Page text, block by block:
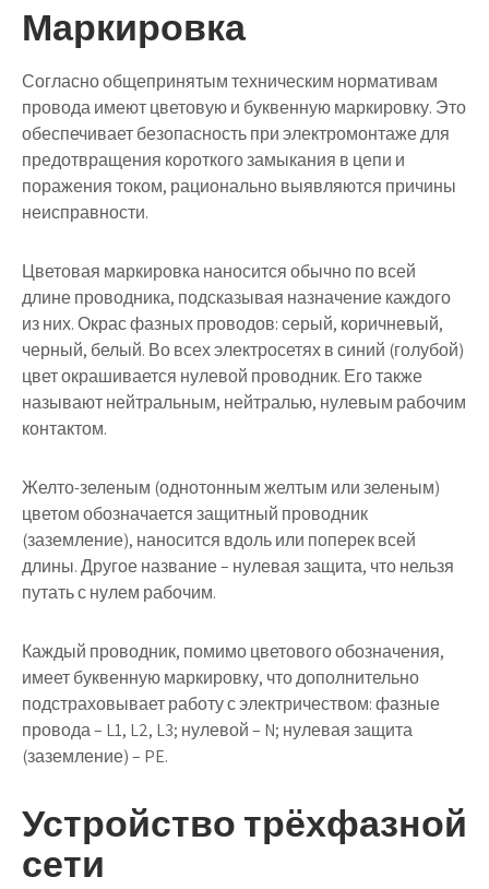
Маркировка
Согласно общепринятым техническим нормативам
провода имеют цветовую и буквенную маркировку. Это
обеспечивает безопасность при электромонтаже для
предотвращения короткого замыкания в цепи и
поражения током, рационально выявляются причины
неисправности.
Цветовая маркировка наносится обычно по всей
длине проводника, подсказывая назначение каждого
из них. Окрас фазных проводов: серый, коричневый,
черный, белый. Во всех электросетях в синий (голубой)
цвет окрашивается нулевой проводник. Его также
называют нейтральным, нейтралью, нулевым рабочим
контактом.
Желто-зеленым (однотонным желтым или зеленым)
цветом обозначается защитный проводник
(заземление), наносится вдоль или поперек всей
длины. Другое название – нулевая защита, что нельзя
путать с нулем рабочим.
Каждый проводник, помимо цветового обозначения,
имеет буквенную маркировку, что дополнительно
подстраховывает работу с электричеством: фазные
провода – L1, L2, L3; нулевой – N; нулевая защита
(заземление) – PE.
Устройство трёхфазной
сети